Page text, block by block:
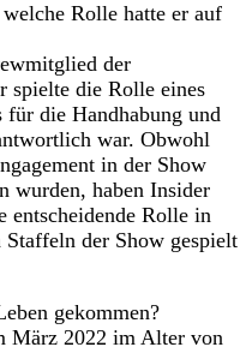
Rolle hatte er auf
der
spielte die Rolle eines
die Handhabung und
war. Obwohl
in der Show
wurden, haben Insider
entscheidende Rolle in
der Show gespielt
gekommen?
März 2022 im Alter von